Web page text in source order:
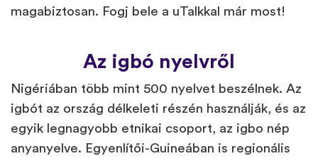
magabiztosan. Fogj bele a uTalkkal már most!
Az igbó nyelvről
Nigériában több mint 500 nyelvet beszélnek. Az
igbót az ország délkeleti részén használják, és az
egyik legnagyobb etnikai csoport, az igbo nép
anyanyelve. Egyenlítői-Guineában is regionális